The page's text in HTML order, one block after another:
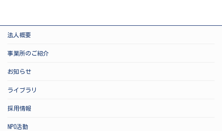
法人概要
事業所のご紹介
お知らせ
ライブラリ
採用情報
NPO活動